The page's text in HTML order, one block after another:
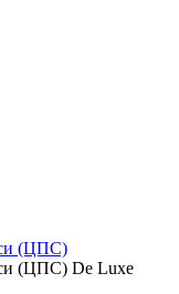
(ЦПС)
(ЦПС) De Luxe